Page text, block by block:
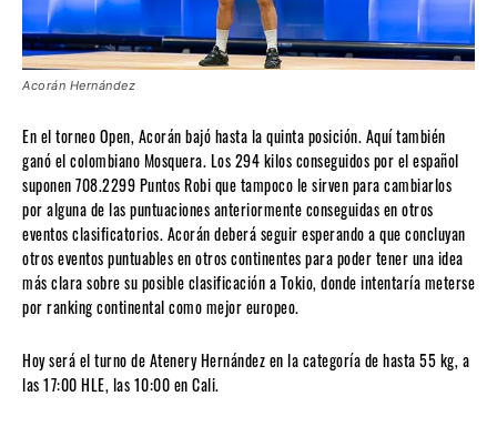
Acorán Hernández
En el torneo Open, Acorán bajó hasta la quinta posición. Aquí también
ganó el colombiano Mosquera. Los 294 kilos conseguidos por el español
suponen 708.2299 Puntos Robi que tampoco le sirven para cambiarlos
por alguna de las puntuaciones anteriormente conseguidas en otros
eventos clasificatorios. Acorán deberá seguir esperando a que concluyan
otros eventos puntuables en otros continentes para poder tener una idea
más clara sobre su posible clasificación a Tokio, donde intentaría meterse
por ranking continental como mejor europeo.
Hoy será el turno de Atenery Hernández en la categoría de hasta 55 kg, a
las 17:00 HLE, las 10:00 en Cali.